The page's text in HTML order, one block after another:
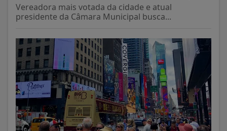
Vereadora mais votada da cidade e atual
presidente da Câmara Municipal busca...